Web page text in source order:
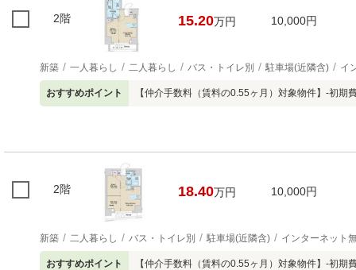
2階 15.20万円 10,000円
新築 一人暮らし 二人暮らし バス・トイレ別 駐車場(近隣含) イ
おすすめポイント 【仲介手数料（賃料の0.55ヶ月）対象物件】-初
2階 18.40万円 10,000円
新築 二人暮らし バス・トイレ別 駐車場(近隣含) インターネット
おすすめポイント 【仲介手数料（賃料の0.55ヶ月）対象物件】-初